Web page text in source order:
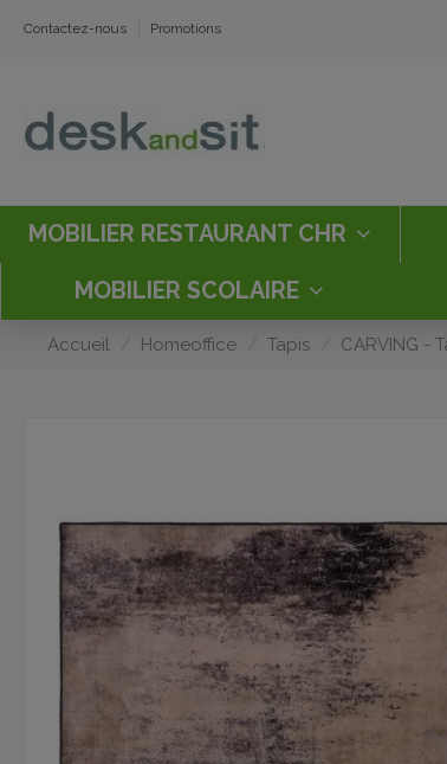
Contactez-nous Promotions
MOBILIER RESTAURANT CHR
MOBILIER SCOLAIRE
Accueil Homeoffice Tapis CARVING -